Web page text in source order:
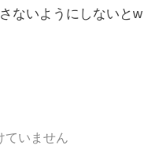
ないようにしないとw
ていません